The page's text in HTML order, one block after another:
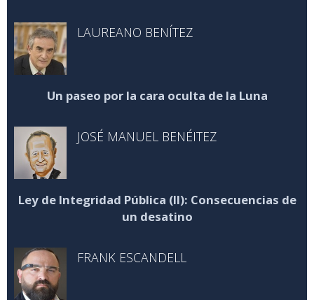
LAUREANO BENÍTEZ
Un paseo por la cara oculta de la Luna
JOSÉ MANUEL BENÉITEZ
Ley de Integridad Pública (II): Consecuencias de
un desatino
FRANK ESCANDELL